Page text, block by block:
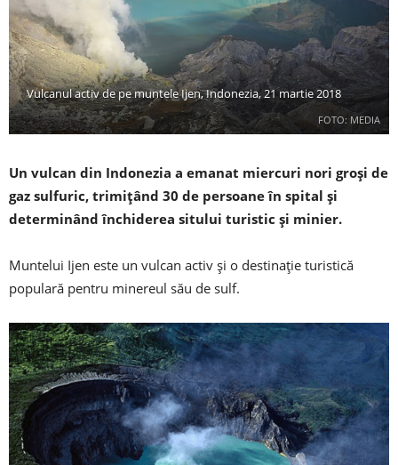
FOTO: MEDIA
Vulcanul activ de pe muntele Ijen, Indonezia, 21 martie 2018
Un vulcan din Indonezia a emanat miercuri nori groși de
gaz sulfuric, trimițând 30 de persoane în spital și
determinând închiderea sitului turistic și minier.
Muntelui Ijen este un vulcan activ și o destinație turistică
populară pentru minereul său de sulf.